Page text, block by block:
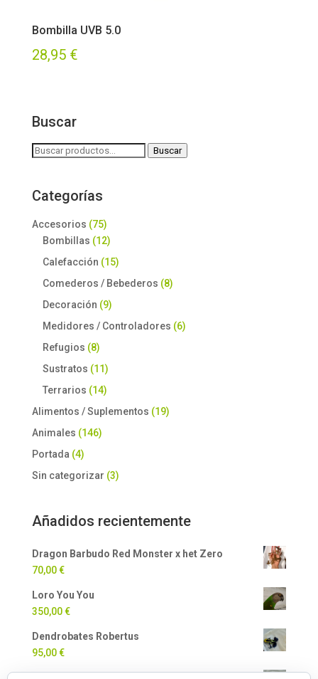
Bombilla UVB 5.0
28,95 €
Buscar
Buscar
Buscar
Categorías
Accesorios (75)
Bombillas (12)
Calefacción (15)
Comederos / Bebederos (8)
Decoración (9)
Medidores / Controladores (6)
Refugios (8)
Sustratos (11)
Terrarios (14)
Alimentos / Suplementos (19)
Animales (146)
Portada (4)
Sin categorizar (3)
Añadidos recientemente
Dragon Barbudo Red Monster x het Zero
70,00€
Loro You You
350,00€
Dendrobates Robertus
95,00€